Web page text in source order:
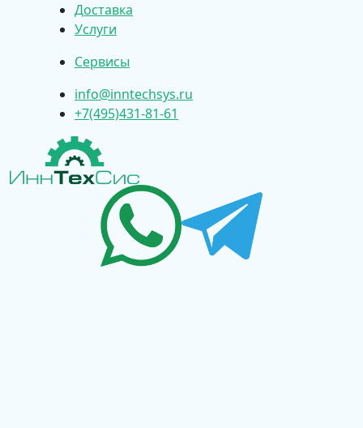
Доставка
Услуги
Сервисы
info@inntechsys.ru
+7(495)431-81-61